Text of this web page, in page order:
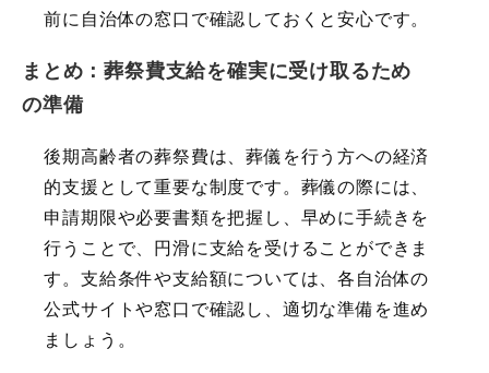
前に自治体の窓口で確認しておくと安心です。
まとめ：葬祭費支給を確実に受け取るため
の準備
後期高齢者の葬祭費は、葬儀を行う方への経済
的支援として重要な制度です。葬儀の際には、
申請期限や必要書類を把握し、早めに手続きを
行うことで、円滑に支給を受けることができま
す。支給条件や支給額については、各自治体の
公式サイトや窓口で確認し、適切な準備を進め
ましょう。